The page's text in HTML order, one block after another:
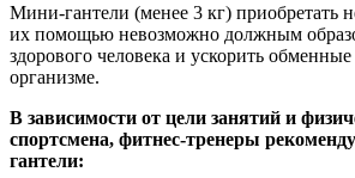
Мини-гантели (менее 3 кг) приобретать
их помощью невозможно должным
здорового человека и ускорить
организме.
В зависимости от цели занятий и
спортсмена, фитнес-тренеры
гантели: